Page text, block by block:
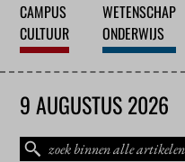
CAMPUS
CULTUUR
WETENSCHAP
ONDERWIJS
9 AUGUSTUS 2026